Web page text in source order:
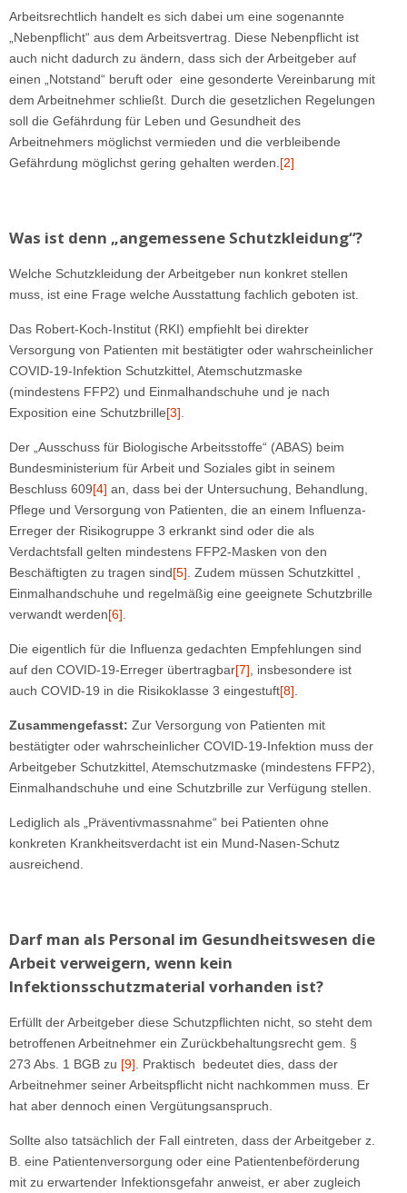
Arbeitsrechtlich handelt es sich dabei um eine sogenannte
„Nebenpflicht“ aus dem Arbeitsvertrag. Diese Nebenpflicht ist
auch nicht dadurch zu ändern, dass sich der Arbeitgeber auf
einen „Notstand“ beruft oder eine gesonderte Vereinbarung mit
dem Arbeitnehmer schließt. Durch die gesetzlichen Regelungen
soll die Gefährdung für Leben und Gesundheit des
Arbeitnehmers möglichst vermieden und die verbleibende
Gefährdung möglichst gering gehalten werden. [2]
Was ist denn „angemessene Schutzkleidung“?
Welche Schutzkleidung der Arbeitgeber nun konkret stellen
muss, ist eine Frage welche Ausstattung fachlich geboten ist.
Das Robert-Koch-Institut (RKI) empfiehlt bei direkter
Versorgung von Patienten mit bestätigter oder wahrscheinlicher
COVID-19-Infektion Schutzkittel, Atemschutzmaske
(mindestens FFP2) und Einmalhandschuhe und je nach
Exposition eine Schutzbrille[3]
Der „Ausschuss für Biologische Arbeitsstoffe“ (ABAS) beim
Bundesministerium für Arbeit und Soziales gibt in seinem
Beschluss 609[4] an, dass bei der Untersuchung, Behandlung,
Pflege und Versorgung von Patienten, die an einem Influenza-
Erreger der Risikogruppe 3 erkrankt sind oder die als
Verdachtsfall gelten mindestens FFP2-Masken von den
Beschäftigten zu tragen sind[5] . Zudem müssen Schutzkittel ,
Einmalhandschuhe und regelmäßig eine geeignete Schutzbrille
verwandt werden[6]
Die eigentlich für die Influenza gedachten Empfehlungen sind
auf den COVID-19-Erreger übertragbar[7] , insbesondere ist
auch COVID-19 in die Risikoklasse 3 eingestuft[8]
Zusammengefasst: Zur Versorgung von Patienten mit
bestätigter oder wahrscheinlicher COVID-19-Infektion muss der
Arbeitgeber Schutzkittel, Atemschutzmaske (mindestens FFP2),
Einmalhandschuhe und eine Schutzbrille zur Verfügung stellen.
Lediglich als „Präventivmassnahme“ bei Patienten ohne
konkreten Krankheitsverdacht ist ein Mund-Nasen-Schutz
ausreichend.
Darf man als Personal im Gesundheitswesen die
Arbeit verweigern, wenn kein
Infektionsschutzmaterial vorhanden ist?
Erfüllt der Arbeitgeber diese Schutzpflichten nicht, so steht dem
betroffenen Arbeitnehmer ein Zurückbehaltungsrecht gem. §
273 Abs. 1 BGB zu [9] . Praktisch bedeutet dies, dass der
Arbeitnehmer seiner Arbeitspflicht nicht nachkommen muss. Er
hat aber dennoch einen Vergütungsanspruch.
Sollte also tatsächlich der Fall eintreten, dass der Arbeitgeber z.
B. eine Patientenversorgung oder eine Patientenbeförderung
mit zu erwartender Infektionsgefahr anweist, er aber zugleich